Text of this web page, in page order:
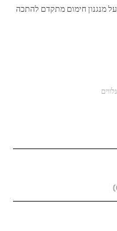
מנגנון חימום מתקדם להתכה